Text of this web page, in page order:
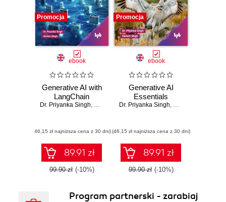
Promocja
ebook
Generative AI with
LangChain
Dr. Priyanka Singh, Hariom Singh
(46,15 zł najniższa cena z 30 dni)
89.91 zł
99.90 zł (-10%)
Promocja
ebook
Generative AI
Essentials
Dr. Priyanka Singh, Hariom Singh
(46,15 zł najniższa cena z 30 dni)
89.91 zł
99.90 zł (-10%)
Program partnerski - zarabiaj